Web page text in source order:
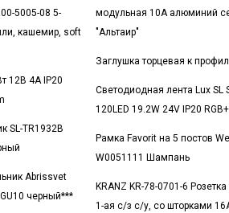
5005-08 5-
кашемир, soft
12В 4А IP20
SL-TR1932B
Abrissvet
черный***
модульная 10А алюминий
"Альтаир"
Заглушка торцевая к
Светодиодная лента Lux SL
120LED 19.2W 24V IP20
Рамка Favorit на 5 постов
W0051111 Шампань
KRANZ KR-78-0701-6 Розетка
1-ая с/з с/у, со шторками